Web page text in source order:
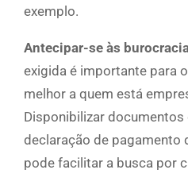
exemplo.
Antecipar-se às
exigida é importante para
melhor a quem está
Disponibilizar documentos
declaração de pagamento
pode facilitar a busca por